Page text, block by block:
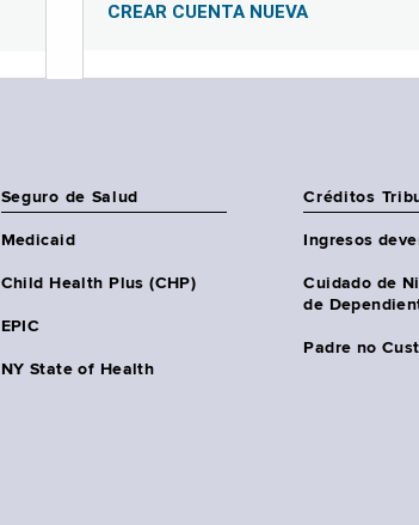
CREAR CUENTA NUEVA
Seguro de Salud
Medicaid
Child Health Plus (CHP)
EPIC
NY State of Health
Créditos
Ingresos
Cuidado de
de
Padre no